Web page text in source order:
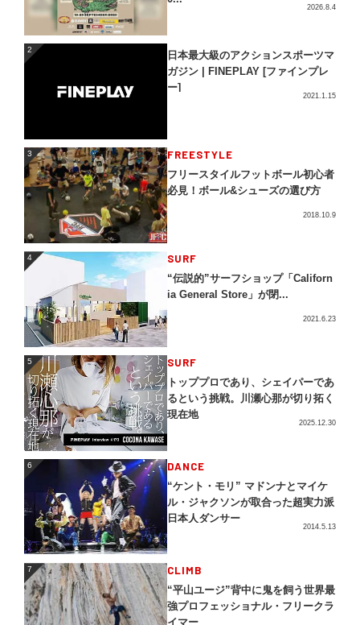
2026.8.4
2
日本最大級のアクションスポーツマ
ガジン | FINEPLAY [ファインプレ
ー]
2021.1.15
3 FREESTYLE
フリースタイルフットボール初心者
必見！ボール&シューズの選び方
2018.10.9
4 SURF
“伝説的”サーフショップ「Californ
ia General Store」が閉...
2021.6.23
5 SURF
トッププロであり、シェイパーであ
るという挑戦。川瀬心那が切り拓く
現在地
2025.12.30
6 DANCE
“ケント・モリ” マドンナとマイケ
ル・ジャクソンが取合った超実力派
日本人ダンサー
2014.5.13
7 CLIMB
“平山ユージ”背中に鬼を飼う世界最
強プロフェッショナル・フリークラ
イマー